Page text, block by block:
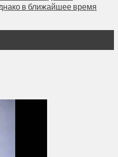
в ближайшее время